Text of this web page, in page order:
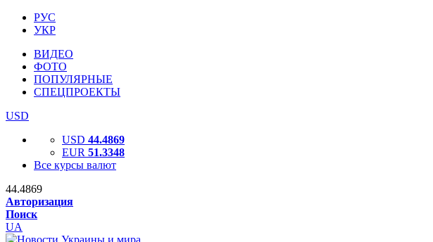
РУС
УКР
ВИДЕО
ФОТО
ПОПУЛЯРНЫЕ
СПЕЦПРОЕКТЫ
USD
USD 44.4869
EUR 51.3348
Все курсы валют
44.4869
Авторизация
Поиск
UA